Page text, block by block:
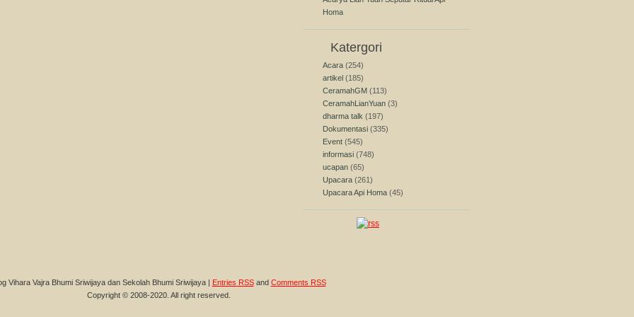
Homa
Katergori
Acara (254)
artikel (185)
CeramahGM (113)
CeramahLianYuan (3)
dharma talk (197)
Dokumentasi (335)
Event (545)
informasi (748)
ucapan (65)
Upacara (261)
Upacara Api Homa (45)
Vihara Vajra Bhumi Sriwijaya dan Sekolah Bhumi Sriwijaya | Entries RSSand Comments RSS
Copyright © 2008-2020. All right reserved.